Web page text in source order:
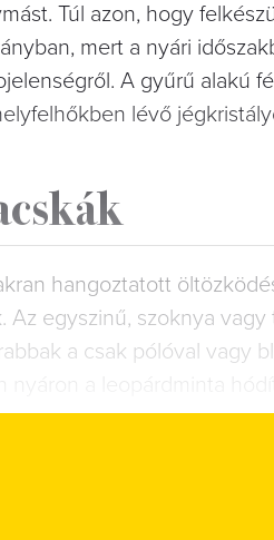
Túl azon, hogy
mert a nyári
A gyűrű alakú
lévő
hangoztatott
Az egyszinű, szoknya
a csak pólóval vagy